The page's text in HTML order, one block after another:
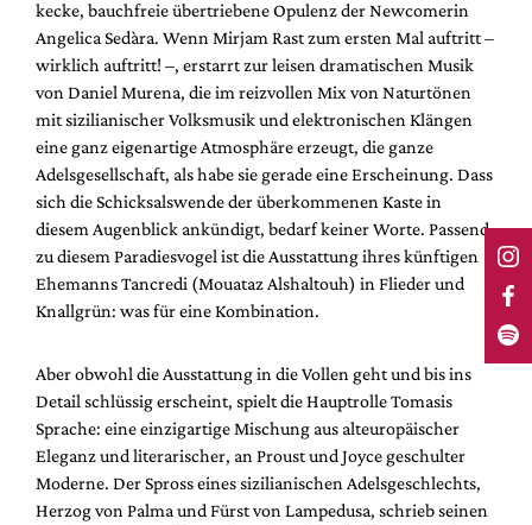
kecke, bauchfreie übertriebene Opulenz der Newcomerin
Angelica Sedàra. Wenn Mirjam Rast zum ersten Mal auftritt –
wirklich auftritt! –, erstarrt zur leisen dramatischen Musik
von Daniel Murena, die im reizvollen Mix von Naturtönen
mit sizilianischer Volksmusik und elektronischen Klängen
eine ganz eigenartige Atmosphäre erzeugt, die ganze
Adelsgesellschaft, als habe sie gerade eine Erscheinung. Dass
sich die Schicksalswende der überkommenen Kaste in
diesem Augenblick ankündigt, bedarf keiner Worte. Passend
zu diesem Paradiesvogel ist die Ausstattung ihres künftigen
Ehemanns Tancredi (Mouataz Alshaltouh) in Flieder und
Knallgrün: was für eine Kombination.
Aber obwohl die Ausstattung in die Vollen geht und bis ins
Detail schlüssig erscheint, spielt die Hauptrolle Tomasis
Sprache: eine einzigartige Mischung aus alteuropäischer
Eleganz und literarischer, an Proust und Joyce geschulter
Moderne. Der Spross eines sizilianischen Adelsgeschlechts,
Herzog von Palma und Fürst von Lampedusa, schrieb seinen